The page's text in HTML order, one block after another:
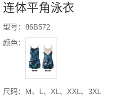
连体平角泳衣
型号：86B572
颜色：
尺码：M、L、XL、XXL、3XL